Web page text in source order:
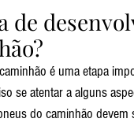
de
é uma etapa
se atentar a alguns
do caminhão